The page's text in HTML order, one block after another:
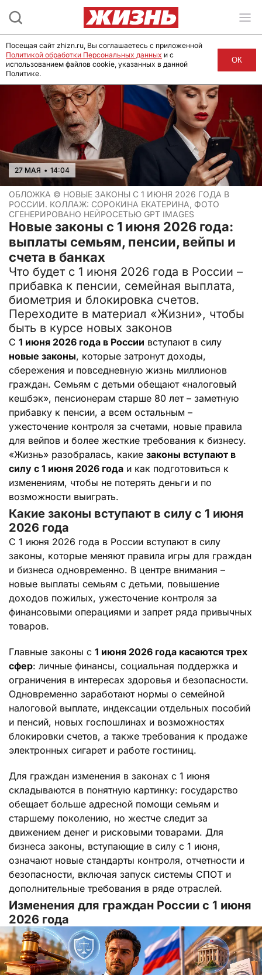
27 МАЯ • 14:04
ОБЛОЖКА © НОВЫЕ ЗАКОНЫ С 1 ИЮНЯ 2026 ГОДА В
РОССИИ. КОЛЛАЖ: СОРОКИНА ЕКАТЕРИНА, ФОТО
СГЕНЕРИРОВАНО НЕЙРОСЕТЬЮ GPT IMAGES
Новые законы с 1 июня 2026 года:
выплаты семьям, пенсии, вейпы и
счета в банках
Что будет с 1 июня 2026 года в России –
прибавка к пенсии, семейная выплата,
биометрия и блокировка счетов.
Переходите в материал «Жизни», чтобы
быть в курсе новых законов
С 1 июня 2026 года в России вступают в силу
новые законы, которые затронут доходы,
сбережения и повседневную жизнь миллионов
граждан. Семьям с детьми обещают «налоговый
кешбэк», пенсионерам старше 80 лет – заметную
прибавку к пенсии, а всем остальным –
ужесточение контроля за счетами, новые правила
для вейпов и более жесткие требования к бизнесу.
«Жизнь» разобралась, какие законы вступают в
силу с 1 июня 2026 года и как подготовиться к
изменениям, чтобы не потерять деньги и по
возможности выиграть.
Какие законы вступают в силу с 1 июня
2026 года
С 1 июня 2026 года в России вступают в силу
законы, которые меняют правила игры для граждан
и бизнеса одновременно. В центре внимания –
новые выплаты семьям с детьми, повышение
доходов пожилых, ужесточение контроля за
финансовыми операциями и запрет ряда привычных
товаров.
Главные законы с 1 июня 2026 года касаются трех
сфер: личные финансы, социальная поддержка и
ограничения в интересах здоровья и безопасности.
Одновременно заработают нормы о семейной
налоговой выплате, индексации отдельных пособий
и пенсий, новых госпошлинах и возможностях
блокировки счетов, а также требования к продаже
электронных сигарет и работе гостиниц.
Для граждан изменения в законах с 1 июня
складываются в понятную картинку: государство
обещает больше адресной помощи семьям и
старшему поколению, но жестче следит за
движением денег и рисковыми товарами. Для
бизнеса законы, вступающие в силу с 1 июня,
означают новые стандарты контроля, отчетности и
безопасности, включая запуск системы СПОТ и
дополнительные требования в ряде отраслей.
Изменения для граждан России с 1 июня
2026 года
Посещая сайт zhizn.ru, Вы соглашаетесь с приложенной
Политикой обработки Персональных данных и с
использованием файлов cookie, указанных в данной
Политике.
ОК